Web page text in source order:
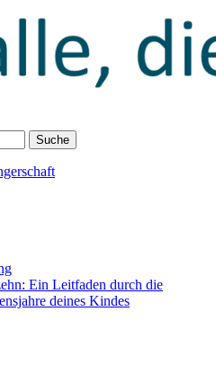
Ein Leitfaden durch die
deines Kindes